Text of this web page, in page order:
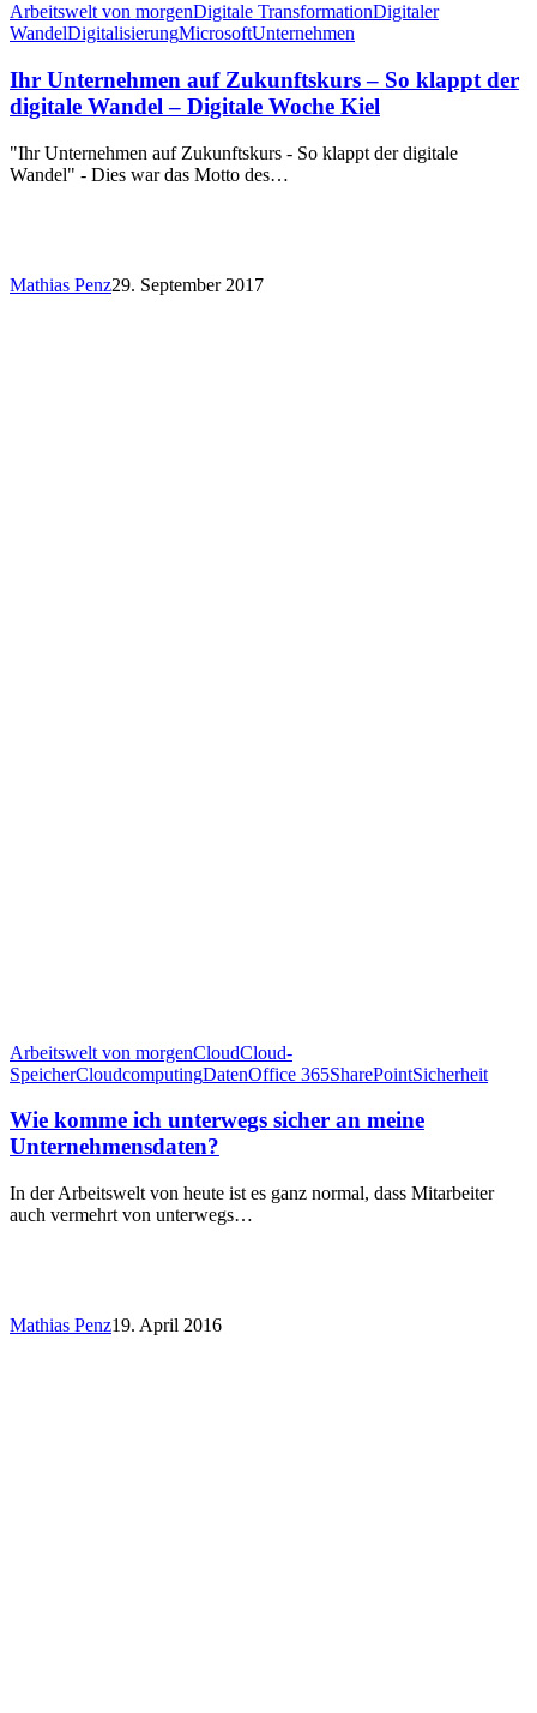
Arbeitswelt von morgenDigitale TransformationDigitaler
WandelDigitalisierungMicrosoftUnternehmen
Ihr Unternehmen auf Zukunftskurs – So klappt der
digitale Wandel – Digitale Woche Kiel
"Ihr Unternehmen auf Zukunftskurs - So klappt der digitale
Wandel" - Dies war das Motto des…
Mathias Penz29. September 2017
Arbeitswelt von morgenCloudCloud-
SpeicherCloudcomputingDatenOffice 365SharePointSicherheit
Wie komme ich unterwegs sicher an meine
Unternehmensdaten?
In der Arbeitswelt von heute ist es ganz normal, dass Mitarbeiter
auch vermehrt von unterwegs…
Mathias Penz19. April 2016